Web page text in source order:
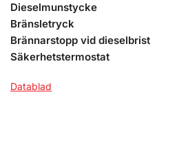
Dieselmunstycke
Bränsletryck
Brännarstopp vid dieselbrist
Säkerhetstermostat
Datablad